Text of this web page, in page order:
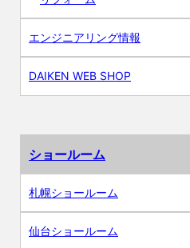
エンジニアリング情報
DAIKEN WEB SHOP
ショールーム
札幌ショールーム
仙台ショールーム